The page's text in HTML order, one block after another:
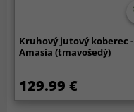
Kruhový jutový koberec -
Amasia (tmavošedý)
129.99 €